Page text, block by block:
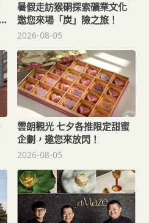
暑假走訪猴硐探索礦業文化
邀您來場「炭」險之旅！
2026-08-05
雲朗觀光 七夕各推限定甜蜜
企劃，邀您來放閃！
2026-08-05